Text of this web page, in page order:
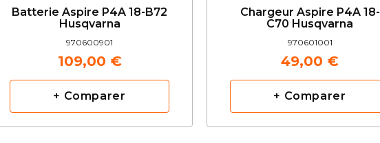
Batterie Aspire P4A 18-B72
Husqvarna
970600901
109,00 €
+ Comparer
Chargeur Aspire P4A 18-
C70 Husqvarna
970601001
49,00 €
+ Comparer